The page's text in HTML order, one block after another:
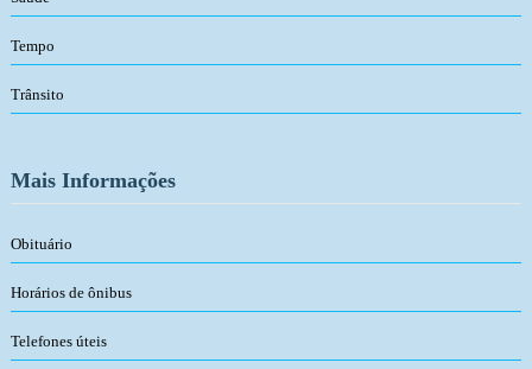
Tempo
Trânsito
Mais Informações
Obituário
Horários de ônibus
Telefones úteis